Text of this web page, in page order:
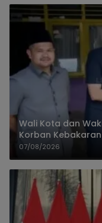
Wali Kota dan
Korban
dan Perkuat
07/08/2026